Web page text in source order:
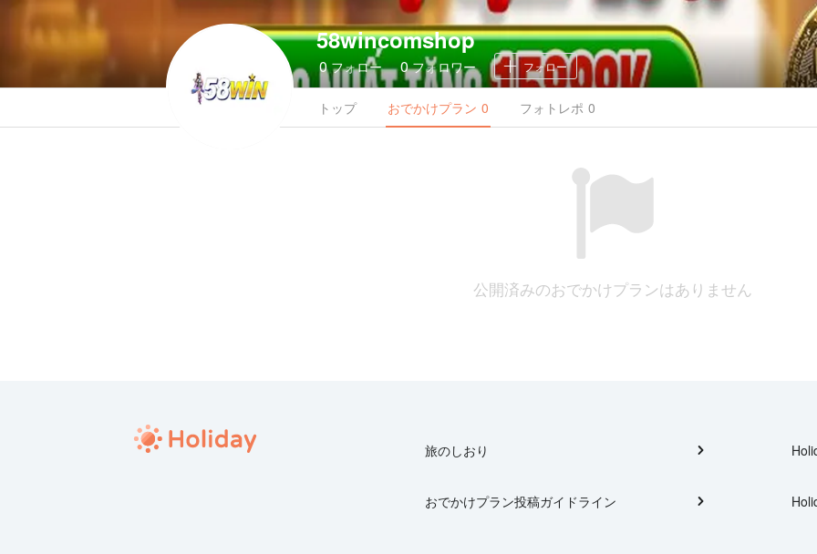
58wincomshop
0フォロー 0フォロワー フォロー
トップ おでかけプラン 0 フォトレポ 0
公開済みのおでかけプランはありません
旅のしおり
おでかけプラン投稿ガイドライン